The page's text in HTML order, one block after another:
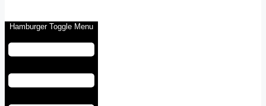
Hamburger Toggle Menu